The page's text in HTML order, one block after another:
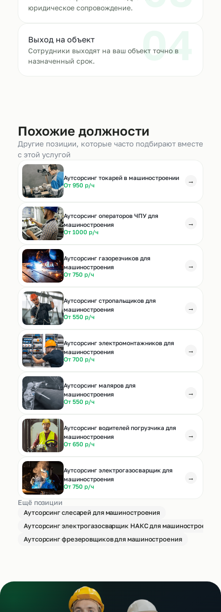
юридическое сопровождение.
04
Выход на объект
Сотрудники выходят на ваш объект точно в
назначенный срок.
Похожие должности
Другие позиции, которые часто подбирают вместе
с этой услугой
Аутсорсинг токарей в машиностроении
От 950 р/ч
→
Аутсорсинг операторов ЧПУ для
машиностроения
От 1000 р/ч
→
Аутсорсинг газорезчиков для
машиностроения
От 750 р/ч
→
Аутсорсинг стропальщиков для
машиностроения
От 550 р/ч
→
Аутсорсинг электромонтажников для
машиностроения
От 700 р/ч
→
Аутсорсинг маляров для
машиностроения
От 550 р/ч
→
Аутсорсинг водителей погрузчика для
машиностроения
От 650 р/ч
→
Аутсорсинг электрогазосварщик для
машиностроения
От 750 р/ч
→
Ещё позиции
Аутсорсинг слесарей для машиностроения
Аутсорсинг электрогазосварщик НАКС для машиностроения
Аутсорсинг фрезеровщиков для машиностроения